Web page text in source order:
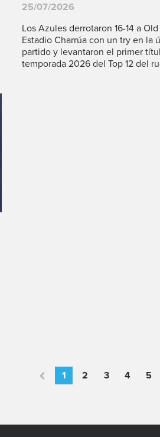
25/07/2026
Los Azules derrotaron 16-14 a
Estadio Charrúa con un try en la
partido y levantaron el primer
temporada 2026 del Top 12 del
1 2 3 4 5